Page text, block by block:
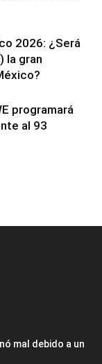
2026: ¿Será
la gran
programará
al 93
mal debido a un